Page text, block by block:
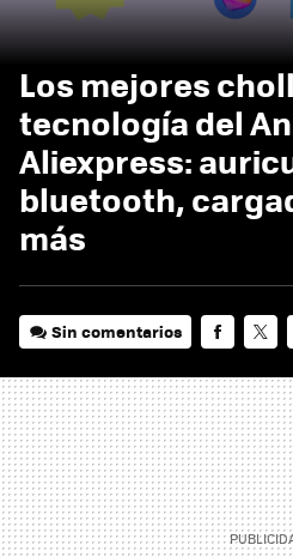
Los mejores
tecnología del
Aliexpress:
bluetooth,
más
Sin comentarios